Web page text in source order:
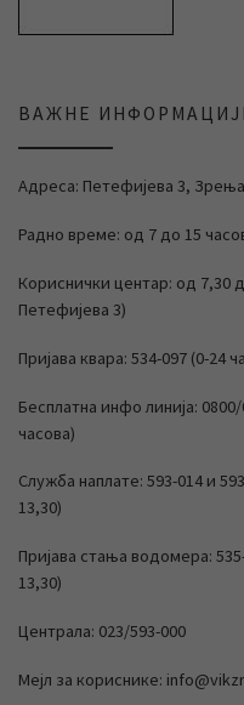
ВАЖНЕ
Адреса: Петефијева 3,
Радно време: од 7 до 15
Кориснички центар: од 7,30
Петефијева 3)
Пријава квара: 534-097 (0-24
Бесплатна инфо линија:
часова)
Служба наплате: 593-014 и
13,30)
Пријава стања водомера:
13,30)
Централа: 023/593-000
Мејл за кориснике: